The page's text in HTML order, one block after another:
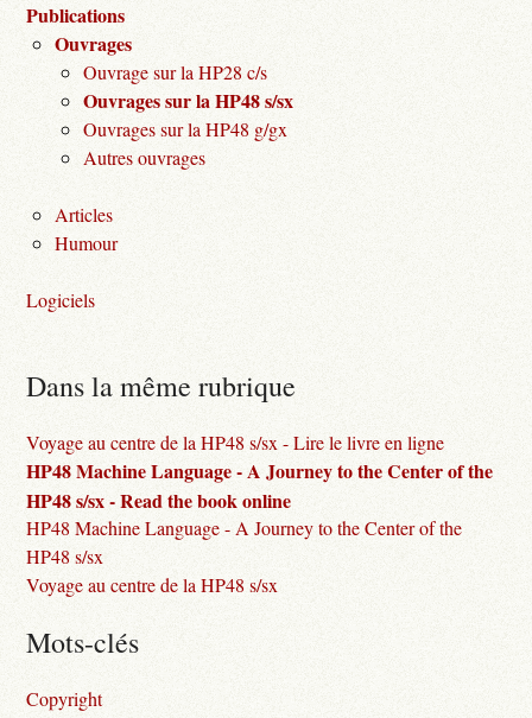
Publications
Ouvrages
Ouvrage sur la HP28 c/s
Ouvrages sur la HP48 s/sx
Ouvrages sur la HP48 g/gx
Autres ouvrages
Articles
Humour
Logiciels
Dans la même rubrique
Voyage au centre de la HP48 s/sx - Lire le livre en ligne
HP48 Machine Language - A Journey to the Center of the
HP48 s/sx - Read the book online
HP48 Machine Language - A Journey to the Center of the
HP48 s/sx
Voyage au centre de la HP48 s/sx
Mots-clés
Copyright